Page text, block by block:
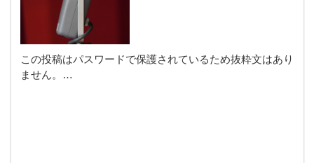
この投稿はパスワードで保護されているため抜粋文はあり
ません。…